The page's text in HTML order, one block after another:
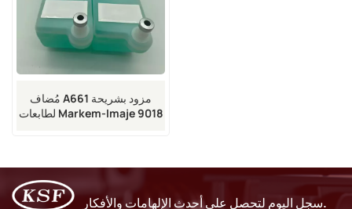
مُضاف A661 مزود بشريحة
لطابعات Markem-Imaje 9018
سجل اليوم لتحصل على أحدث الإلهامات والأفكار.